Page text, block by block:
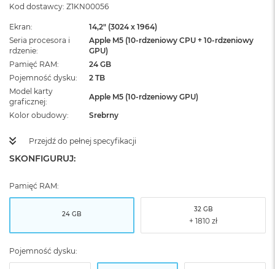
Kod dostawcy: Z1KN00056
Ekran
14,2" (3024 x 1964)
Seria procesora i
rdzenie
Apple M5 (10-rdzeniowy CPU + 10-rdzeniowy
GPU)
Pamięć RAM
24 GB
Pojemność dysku
2 TB
Model karty
graficznej
Apple M5 (10-rdzeniowy GPU)
Kolor obudowy Srebrny
Przejdź do pełnej specyfikacji
SKONFIGURUJ:
Pamięć RAM:
24 GB
32 GB
Pojemność dysku: